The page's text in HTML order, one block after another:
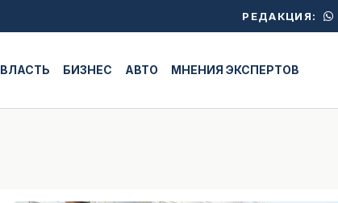
РЕДАКЦИЯ:
ВЛАСТЬ БИЗНЕС АВТО МНЕНИЯ ЭКСПЕРТОВ